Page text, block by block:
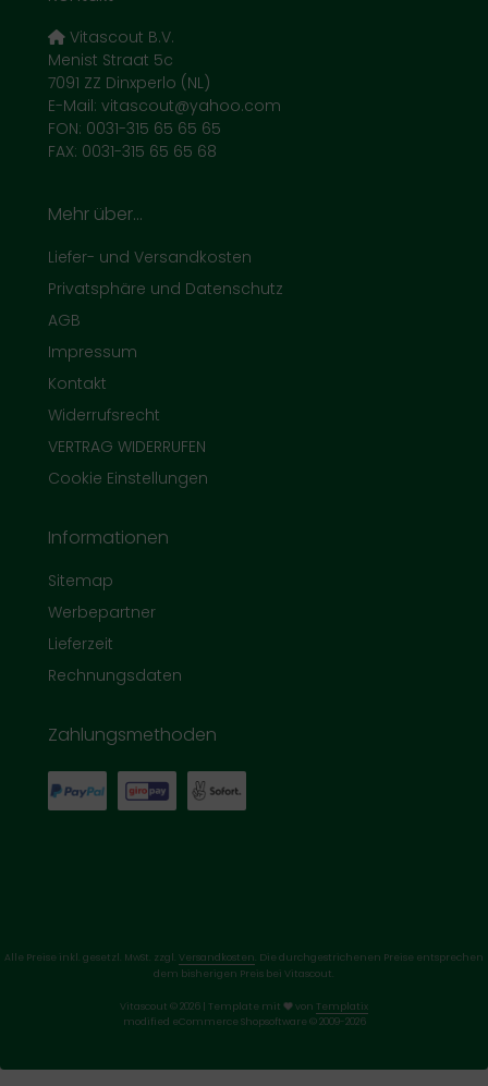
Vitascout B.V.
Menist Straat 5c
7091 ZZ Dinxperlo (NL)
E-Mail: vitascout@yahoo.com
FON: 0031-315 65 65 65
FAX: 0031-315 65 65 68
Mehr über...
Liefer- und Versandkosten
Privatsphäre und Datenschutz
AGB
Impressum
Kontakt
Widerrufsrecht
VERTRAG WIDERRUFEN
Cookie Einstellungen
Informationen
Sitemap
Werbepartner
Lieferzeit
Rechnungsdaten
Zahlungsmethoden
Alle Preise inkl. gesetzl. MwSt. zzgl. Versandkosten. Die durchgestrichenen Preise entsprechen
dem bisherigen Preis bei Vitascout.
Vitascout © 2026 | Template mit von Templatix
modified eCommerce Shopsoftware © 2009-2026